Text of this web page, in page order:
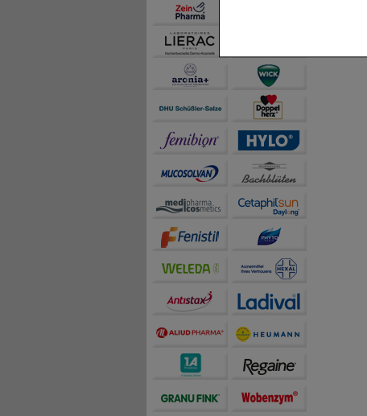
Diese
beispielsweise für die
Inhalte anzuzeigen
Statistik & Tracking:
sammeln, mit deren
auch die Werbung auf
teilweise an Dritte wie